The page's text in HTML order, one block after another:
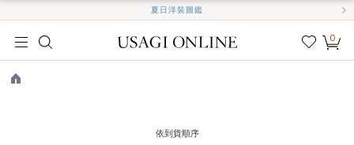
夏日洋裝圖鑑
我的
0
依到貨順序